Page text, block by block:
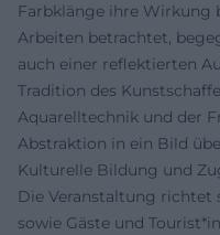
Farbklänge ihre Wirkung
Arbeiten betrachtet,
auch einer reflektierten
Tradition des
Aquarelltechnik und der
Abstraktion in ein Bild
Kulturelle Bildung und
Die Veranstaltung richtet
sowie Gäste und